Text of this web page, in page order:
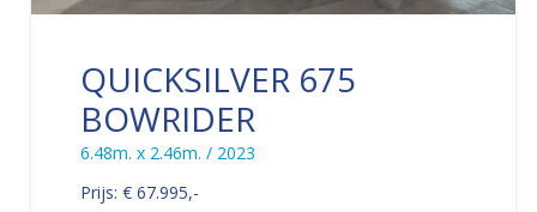
QUICKSILVER 675
BOWRIDER
6.48m. x 2.46m. / 2023
Prijs: € 67.995,-